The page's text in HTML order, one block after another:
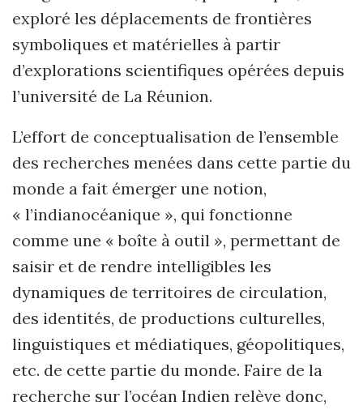
exploré les déplacements de frontières
symboliques et matérielles à partir
d’explorations scientifiques opérées depuis
l’université de La Réunion.
L’effort de conceptualisation de l’ensemble
des recherches menées dans cette partie du
monde a fait émerger une notion,
« l’indianocéanique », qui fonctionne
comme une « boîte à outil », permettant de
saisir et de rendre intelligibles les
dynamiques de territoires de circulation,
des identités, de productions culturelles,
linguistiques et médiatiques, géopolitiques,
etc. de cette partie du monde. Faire de la
recherche sur l’océan Indien relève donc,